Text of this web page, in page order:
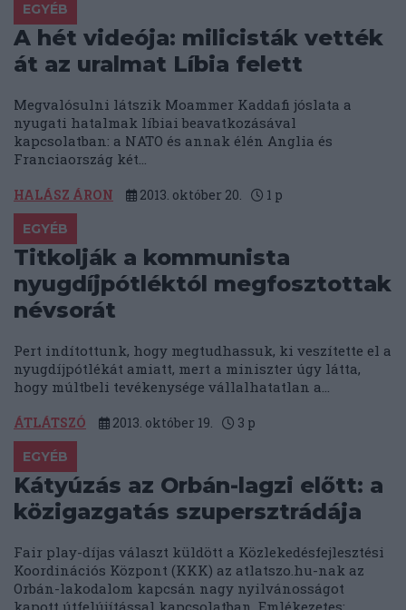
EGYÉB
A hét videója: milicisták vették
át az uralmat Líbia felett
Megvalósulni látszik Moammer Kaddafi jóslata a
nyugati hatalmak líbiai beavatkozásával
kapcsolatban: a NATO és annak élén Anglia és
Franciaország két...
HALÁSZ ÁRON 2013. október 20. 1 p
EGYÉB
Titkolják a kommunista
nyugdíjpótléktól megfosztottak
névsorát
Pert indítottunk, hogy megtudhassuk, ki veszítette el a
nyugdíjpótlékát amiatt, mert a miniszter úgy látta,
hogy múltbeli tevékenysége vállalhatatlan a...
ÁTLÁTSZÓ 2013. október 19. 3 p
EGYÉB
Kátyúzás az Orbán-lagzi előtt: a
közigazgatás szupersztrádája
Fair play-díjas választ küldött a Közlekedésfejlesztési
Koordinációs Központ (KKK) az atlatszo.hu-nak az
Orbán-lakodalom kapcsán nagy nyilvánosságot